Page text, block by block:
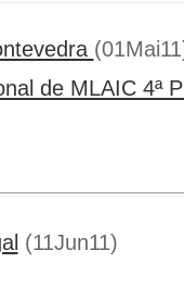
de MLAIC 4ª
(11Jun11)